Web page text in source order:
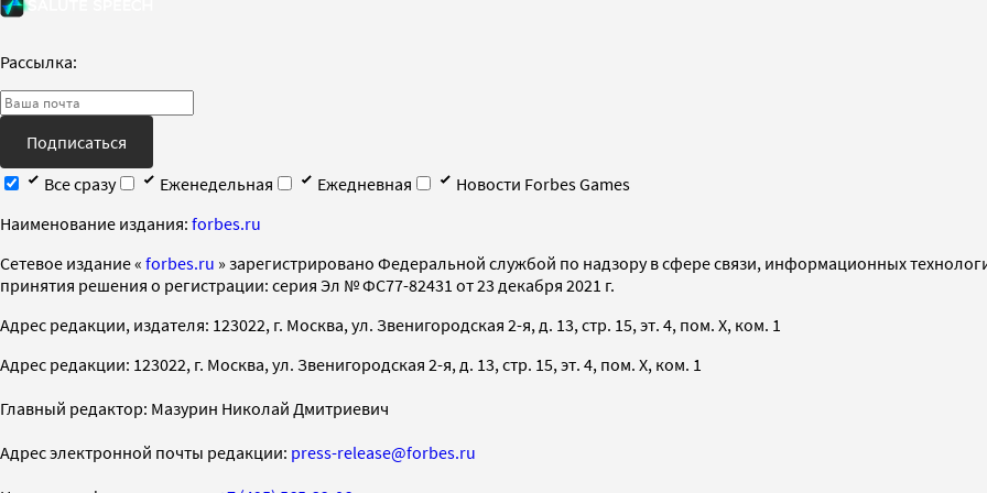
Рассылка:
Подписаться
Все сразу
Еженедельная Ежедневная
Новости Forbes Games
Наименование издания: forbes.ru
Cетевое издание « forbes.ru » зарегистрировано Федеральной службой по надзору в сфере связи, информационных
принятия решения о регистрации: серия Эл № ФС77-82431 от 23 декабря 2021 г.
Адрес редакции, издателя: 123022, г. Москва, ул. Звенигородская 2-я, д. 13, стр. 15, эт. 4, пом. X, ком. 1
Адрес редакции: 123022, г. Москва, ул. Звенигородская 2-я, д. 13, стр. 15, эт. 4, пом. X, ком. 1
Главный редактор: Мазурин Николай Дмитриевич
Адрес электронной почты редакции: press-release@forbes.ru